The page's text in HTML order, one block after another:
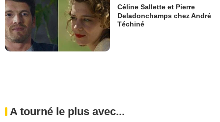
Céline Sallette et Pierre
Deladonchamps chez André
Téchiné
A tourné le plus avec...